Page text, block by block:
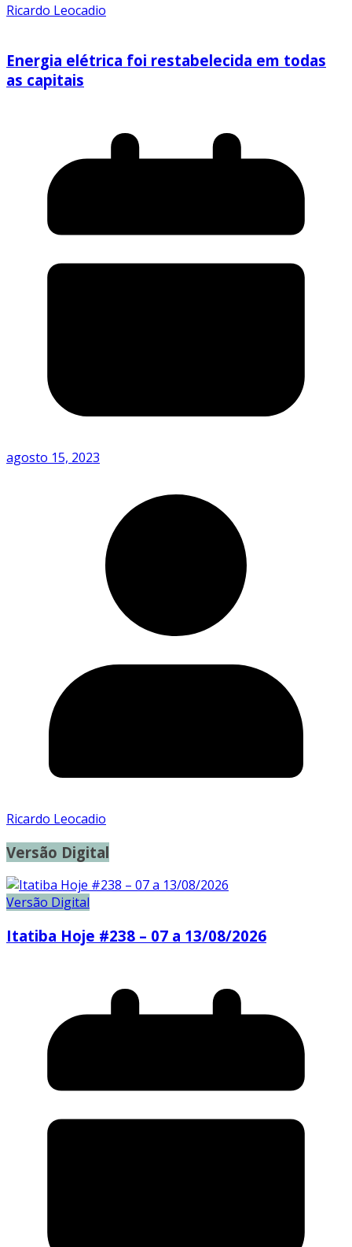
Ricardo Leocadio
Energia elétrica foi restabelecida em todas
as capitais
agosto 15, 2023
Ricardo Leocadio
Versão Digital
Versão Digital
Itatiba Hoje #238 – 07 a 13/08/2026